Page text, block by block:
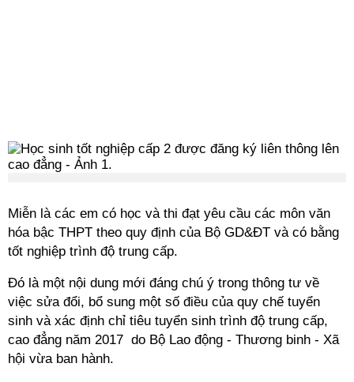
Miễn là các em có học và thi đạt yêu cầu các môn văn
hóa bậc THPT theo quy định của Bộ GD&ĐT và có bằng
tốt nghiệp trình độ trung cấp.
Đó là một nội dung mới đáng chú ý trong thông tư về
việc sửa đổi, bổ sung một số điều của quy chế tuyển
sinh và xác định chỉ tiêu tuyển sinh trình độ trung cấp,
cao đẳng năm 2017 do Bộ Lao động - Thương binh - Xã
hội vừa ban hành.